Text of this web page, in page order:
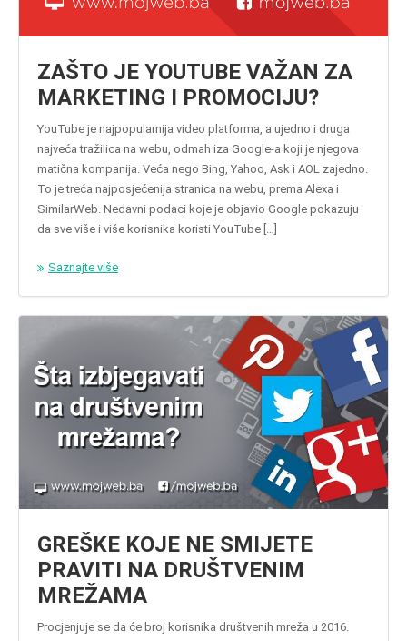
ZAŠTO JE YOUTUBE VAŽAN ZA
MARKETING I PROMOCIJU?
YouTube je najpopularnija video platforma, a ujedno i druga
najveća tražilica na webu, odmah iza Google-a koji je njegova
matična kompanija. Veća nego Bing, Yahoo, Ask i AOL zajedno.
To je treća najposjećenija stranica na webu, prema Alexa i
SimilarWeb. Nedavni podaci koje je objavio Google pokazuju
da sve više i više korisnika koristi YouTube […]
Saznajte više
GREŠKE KOJE NE SMIJETE
PRAVITI NA DRUŠTVENIM
MREŽAMA
Procjenjuje se da će broj korisnika društvenih mreža u 2016.